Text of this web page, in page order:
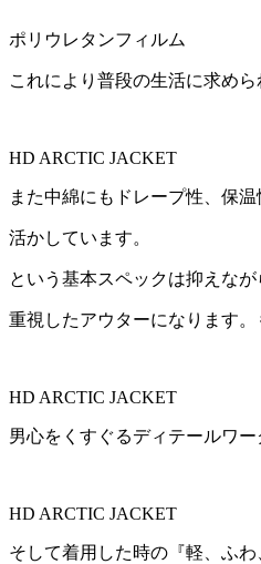
ポリウレタンフィルム
これにより普段の生活に求め
HD ARCTIC JACKET
また中綿にもドレープ性、保温
活かしています。
という基本スペックは抑えな
重視したアウターになります。
HD ARCTIC JACKET
男心をくすぐるディテールワ
HD ARCTIC JACKET
そして着用した時の『軽、ふ